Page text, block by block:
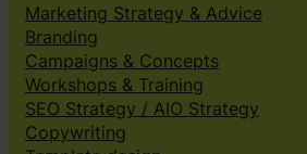
Marketing Strategy & Advice
Branding
Campaigns & Concepts
Workshops & Training
SEO Strategy / AIO Strategy
Copywriting